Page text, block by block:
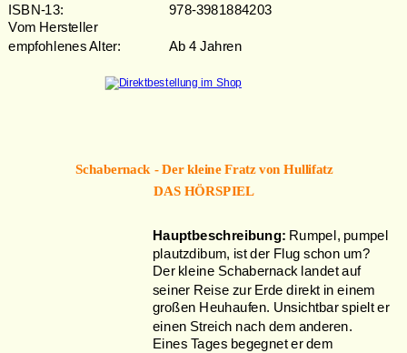
ISBN-13: 978-3981884203
Vom Hersteller
empfohlenes Alter: Ab 4 Jahren
Schabernack - Der kleine Fratz von Hullifatz
DAS HÖRSPIEL
Hauptbeschreibung: Rumpel, pumpel
plautzdibum, ist der Flug schon um?
Der kleine Schabernack landet auf
seiner Reise zur Erde direkt in einem
großen Heuhaufen. Unsichtbar spielt er
einen Streich nach dem anderen.
Eines Tages begegnet er dem